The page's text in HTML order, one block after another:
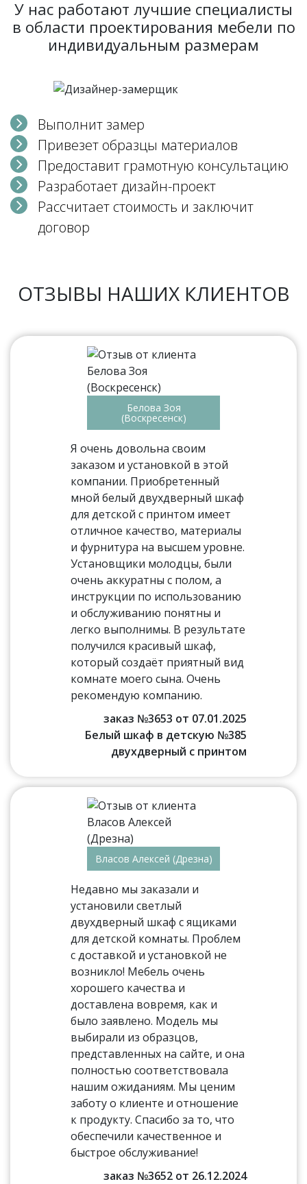
У нас работают лучшие специалисты
в области проектирования мебели по
индивидуальным размерам
Выполнит замер
Привезет образцы материалов
Предоставит грамотную консультацию
Разработает дизайн-проект
Рассчитает стоимость и заключит
договор
ОТЗЫВЫ НАШИХ КЛИЕНТОВ
Белова Зоя
(Воскресенск)
Я очень довольна своим
заказом и установкой в этой
компании. Приобретенный
мной белый двухдверный шкаф
для детской с принтом имеет
отличное качество, материалы
и фурнитура на высшем уровне.
Установщики молодцы, были
очень аккуратны с полом, а
инструкции по использованию
и обслуживанию понятны и
легко выполнимы. В результате
получился красивый шкаф,
который создаёт приятный вид
комнате моего сына. Очень
рекомендую компанию.
заказ №3653 от 07.01.2025
Белый шкаф в детскую №385
двухдверный с принтом
Власов Алексей (Дрезна)
Недавно мы заказали и
установили светлый
двухдверный шкаф с ящиками
для детской комнаты. Проблем
с доставкой и установкой не
возникло! Мебель очень
хорошего качества и
доставлена вовремя, как и
было заявлено. Модель мы
выбирали из образцов,
представленных на сайте, и она
полностью соответствовала
нашим ожиданиям. Мы ценим
заботу о клиенте и отношение
к продукту. Спасибо за то, что
обеспечили качественное и
быстрое обслуживание!
заказ №3652 от 26.12.2024